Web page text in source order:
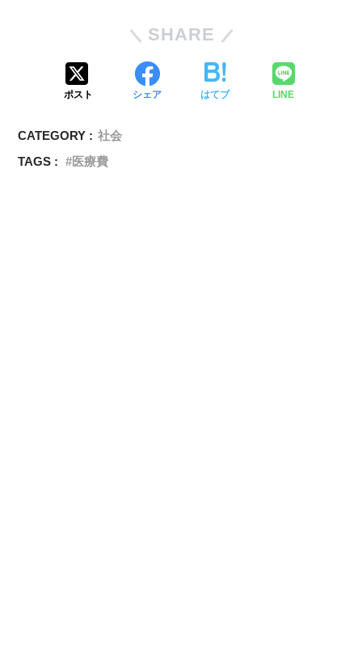
SHARE
ポスト シェア はてブ LINE
CATEGORY : 社会
TAGS :
医療費